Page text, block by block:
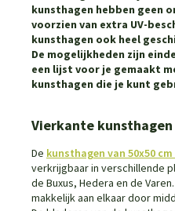
kunsthagen hebben geen
voorzien van extra UV-
kunsthagen ook heel
De mogelijkheden zijn
een lijst voor je gemaakt
kunsthagen die je kunt
Vierkante
De kunsthagen van 50x50 cm
verkrijgbaar in verschillende
de Buxus, Hedera en de
makkelijk aan elkaar door